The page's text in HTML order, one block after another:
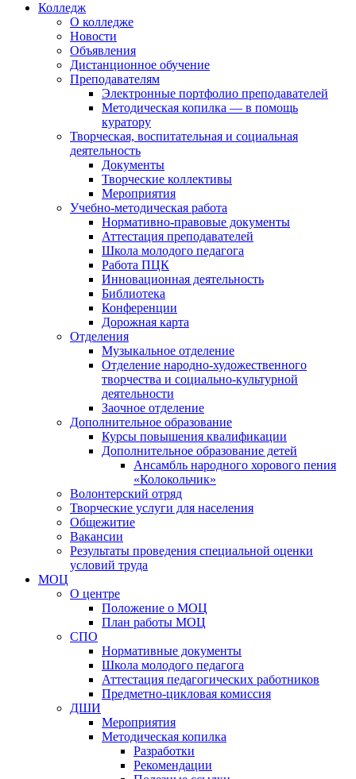
Колледж
О колледже
Новости
Объявления
Дистанционное обучение
Преподавателям
Электронные портфолио преподавателей
Методическая копилка — в помощь
куратору
Творческая, воспитательная и социальная
деятельность
Документы
Творческие коллективы
Мероприятия
Учебно-методическая работа
Нормативно-правовые документы
Аттестация преподавателей
Школа молодого педагога
Работа ПЦК
Инновационная деятельность
Библиотека
Конференции
Дорожная карта
Отделения
Музыкальное отделение
Отделение народно-художественного
творчества и социально-культурной
деятельности
Заочное отделение
Дополнительное образование
Курсы повышения квалификации
Дополнительное образование детей
Ансамбль народного хорового пения
«Колокольчик»
Волонтерский отряд
Творческие услуги для населения
Общежитие
Вакансии
Результаты проведения специальной оценки
условий труда
МОЦ
О центре
Положение о МОЦ
План работы МОЦ
СПО
Нормативные документы
Школа молодого педагога
Аттестация педагогических работников
Предметно-цикловая комиссия
ДШИ
Мероприятия
Методическая копилка
Разработки
Рекомендации